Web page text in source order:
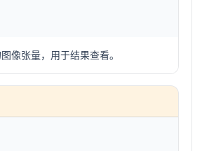
像张量，用于结果查看。